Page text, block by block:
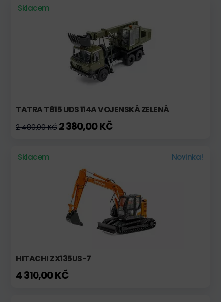
Skladem
TATRA T815 UDS 114A VOJENSKÁ ZELENÁ
2 480,00 KČ 2 380,00 KČ
Skladem Novinka!
HITACHI ZX135US-7
4 310,00 KČ